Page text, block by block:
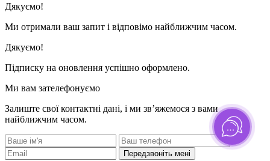
Дякуємо!
Ми отримали ваш запит і відповімо найближчим часом.
Дякуємо!
Підписку на оновлення успішно оформлено.
Ми вам зателефонуємо
Залиште свої контактні дані, і ми зв’яжемося з вами
найближчим часом.
Передзвоніть мені